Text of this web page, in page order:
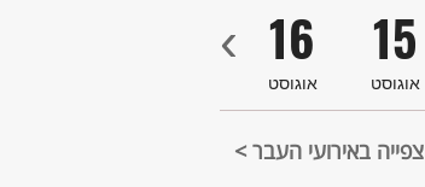
16
אוגוסט
15
אוגוסט
‹
צפייה באירועי העבר >